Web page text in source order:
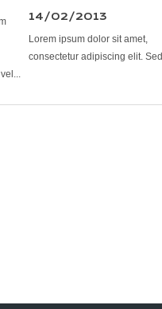
14/02/2013
Lorem ipsum dolor sit amet,
consectetur adipiscing elit. Sed